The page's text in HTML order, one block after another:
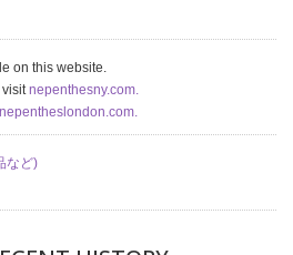
on this website.
nepenthesny.com.
nepentheslondon.com.
など)